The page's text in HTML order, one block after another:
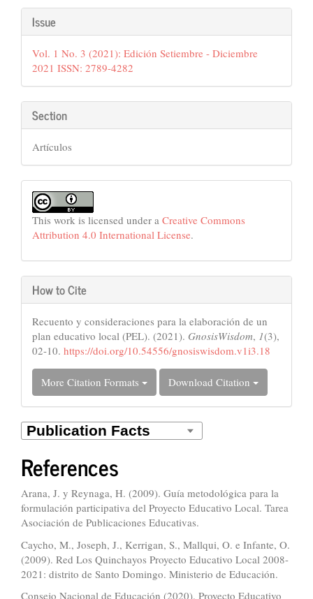
Article
Details
Issue
Vol. 1 No. 3 (2021): Edición Setiembre - Diciembre
2021 ISSN: 2789-4282
Section
Artículos
This work is licensed under a Creative Commons
Attribution 4.0 International License.
How to Cite
Recuento y consideraciones para la elaboración de un
plan educativo local (PEL). (2021). GnosisWisdom, 1(3),
02-10. https://doi.org/10.54556/gnosiswisdom.v1i3.18
More Citation Formats Download Citation
References
Arana, J. y Reynaga, H. (2009). Guía metodológica para la
formulación participativa del Proyecto Educativo Local. Tarea
Asociación de Publicaciones Educativas.
Caycho, M., Joseph, J., Kerrigan, S., Mallqui, O. e Infante, O.
(2009). Red Los Quinchayos Proyecto Educativo Local 2008-
2021: distrito de Santo Domingo. Ministerio de Educación.
Consejo Nacional de Educación (2020). Proyecto Educativo